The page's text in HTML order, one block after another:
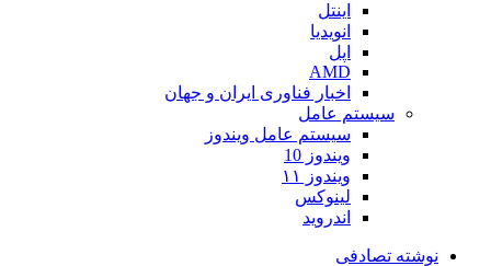
اینتل
انویدیا
اپل
AMD
اخبار فناوری ایران و جهان
سیستم عامل
سیستم عامل ویندوز
ویندوز 10
ویندوز ۱۱
لینوکس
اندروید
نوشته تصادفی